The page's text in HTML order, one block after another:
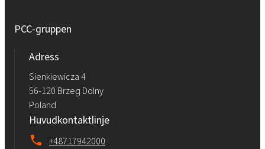
PCC-gruppen
Adress
Sienkiewicza 4
56-120 Brzeg Dolny
Poland
Huvudkontaktlinje
+48717942000